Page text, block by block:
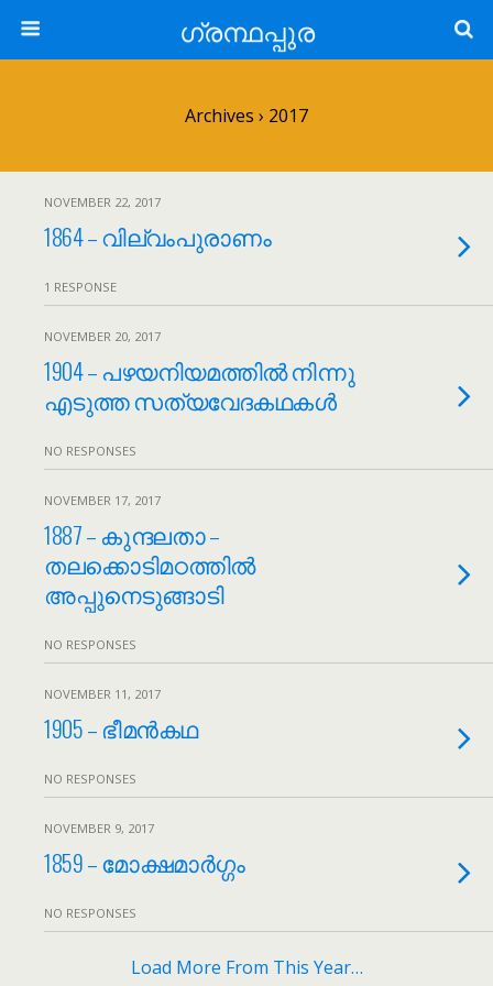
ഗ്രന്ഥപ്പുര
Archives › 2017
NOVEMBER 22, 2017
1864 – വില്വം‌പുരാണം
1 RESPONSE
NOVEMBER 20, 2017
1904 – പഴയനിയമത്തിൽ നിന്നു
എടുത്ത സത്യവേദകഥകൾ
NO RESPONSES
NOVEMBER 17, 2017
1887 – കുന്ദലതാ –
തലക്കൊടിമഠത്തിൽ
അപ്പുനെടുങ്ങാടി
NO RESPONSES
NOVEMBER 11, 2017
1905 – ഭീമൻകഥ
NO RESPONSES
NOVEMBER 9, 2017
1859 – മോക്ഷമാർഗ്ഗം
NO RESPONSES
Load More From This Year…